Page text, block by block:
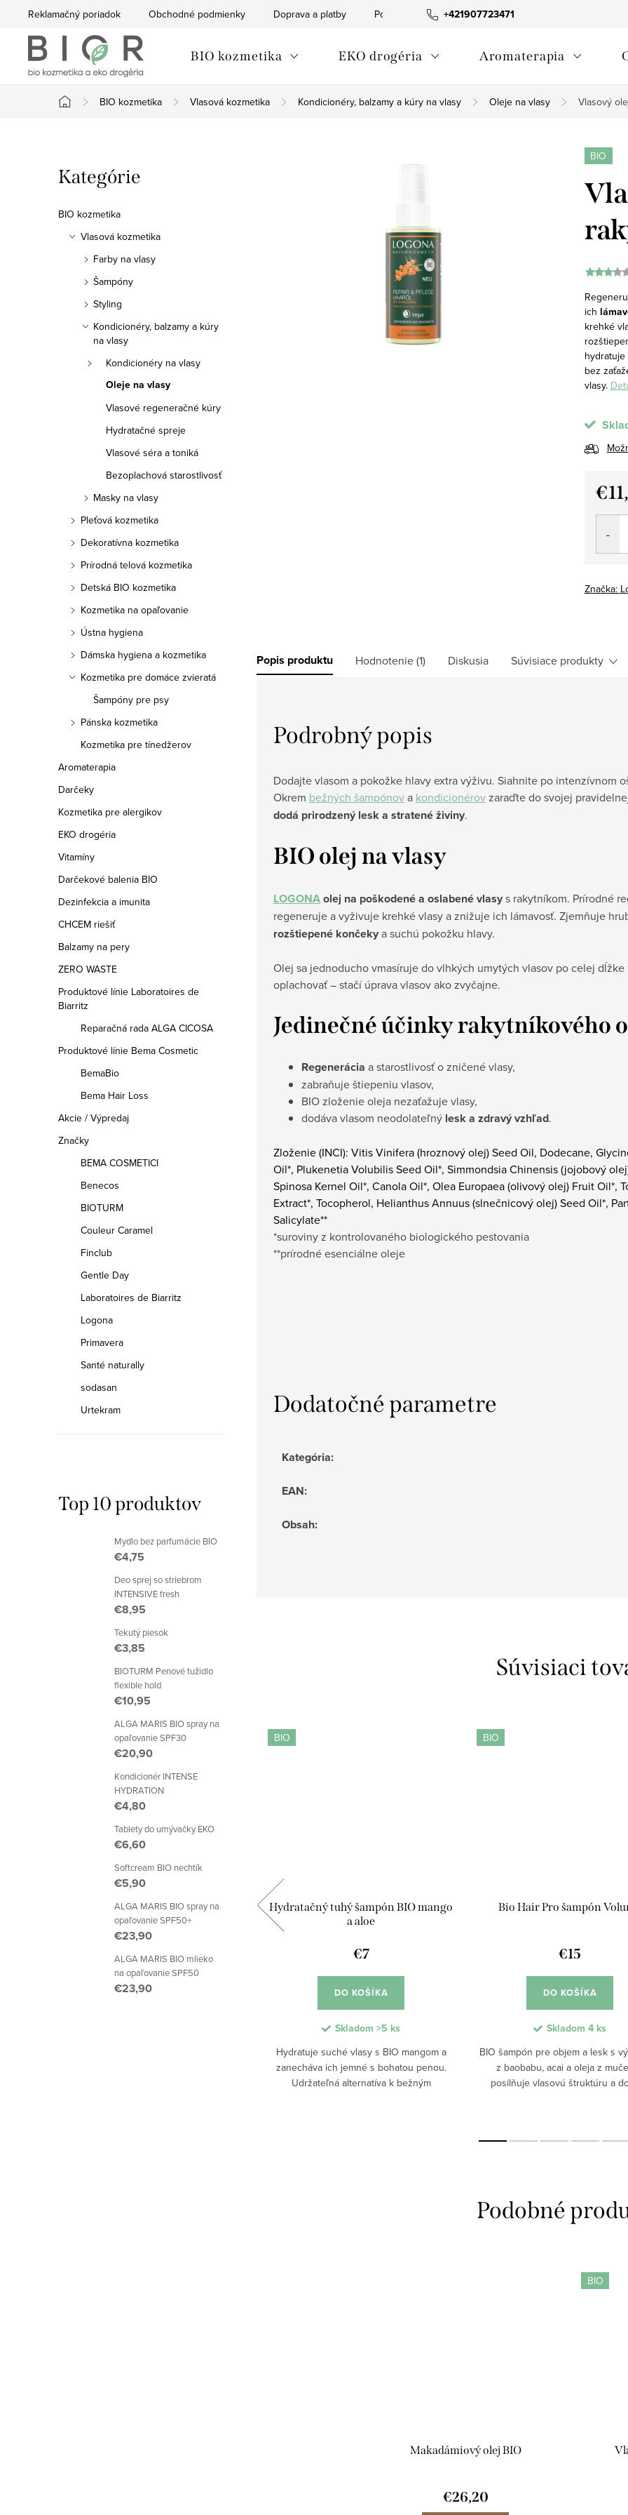
+421907723471
Reklamačný poriadok Obchodné podmienky Doprava a platby Podmienky ochrany osobných údajov
BIO kozmetika EKO drogéria Aromaterapia
Domov
BIO kozmetika Vlasová kozmetika Kondicionéry, balzamy a kúry na vlasy Oleje na vlasy Vlasový
o
č
n
Preskočiť
kategórie
Kategórie
BIO kozmetika
Vlasová kozmetika
Farby na vlasy
Šampóny
Styling
Kondicionéry, balzamy a kúry
na vlasy
Kondicionéry na vlasy
Oleje na vlasy
Vlasové regeneračné kúry
Hydratačné spreje
Vlasové séra a toniká
Bezoplachová starostlivosť
Masky na vlasy
Pleťová kozmetika
Dekoratívna kozmetika
Prírodná telová kozmetika
Detská BIO kozmetika
Kozmetika na opaľovanie
Ústna hygiena
Dámska hygiena a kozmetika
Kozmetika pre domáce zvieratá
Šampóny pre psy
Pánska kozmetika
Kozmetika pre tínedžerov
Aromaterapia
Darčeky
Kozmetika pre alergikov
EKO drogéria
Vitamíny
Darčekové balenia BIO
Dezinfekcia a imunita
CHCEM riešiť
Balzamy na pery
ZERO WASTE
Produktové línie Laboratoires de
Biarritz
Reparačná rada ALGA CICOSA
Produktové línie Bema Cosmetic
BemaBio
Bema Hair Loss
Akcie / Výpredaj
Značky
BEMA COSMETICI
Benecos
BIOTURM
Couleur Caramel
Finclub
Gentle Day
Laboratoires de Biarritz
Logona
Primavera
Santé naturally
sodasan
Urtekram
Top 10 produktov
Mydlo bez parfumácie BIO
€4,75
Deo sprej so striebrom
INTENSIVE fresh
€8,95
Tekutý piesok
€3,85
BIOTURM Penové tužidlo
flexible hold
€10,95
ALGA MARIS BIO spray na
opaľovanie SPF30
€20,90
Kondicionér INTENSE
HYDRATION
€4,80
Tablety do umývačky EKO
€6,60
Softcream BIO nechtík
€5,90
ALGA MARIS BIO spray na
opaľovanie SPF50+
€23,90
ALGA MARIS BIO mlieko
na opaľovanie SPF50
€23,90
BIO
ich
krehké
bez
vlasy.
Značka:
Popis produktu Hodnotenie (1) Diskusia Súvisiace produkty
Podrobný popis
Dodajte vlasom a pokožke hlavy extra výživu. Siahnite po intenzívnom
Okrem bežných šampónova kondicionérovzaraďte do svojej
dodá prirodzený lesk a stratené živiny.
BIO olej na vlasy
LOGONAolej na poškodené a oslabené vlasys rakytníkom. Prírodné
regeneruje a vyživuje krehké vlasy a znižuje ich lámavosť. Zjemňuje
rozštiepené končekya suchú pokožku hlavy.
Olej sa jednoducho vmasíruje do vlhkých umytých vlasov po celej
oplachovať – stačí úprava vlasov ako zvyčajne.
Jedinečné účinky rakytníkového
Regenerácia a starostlivosť o zničené vlasy,
zabraňuje štiepeniu vlasov,
BIO zloženie oleja nezaťažuje vlasy,
dodáva vlasom neodolateľný lesk a zdravý vzhľad.
Zloženie (INCI): Vitis Vinifera (hroznový olej) Seed Oil, Dodecane,
Oil*, Plukenetia Volubilis Seed Oil*, Simmondsia Chinensis (jojobový
Spinosa Kernel Oil*, Canola Oil*, Olea Europaea (olivový olej) Fruit Oil*,
Extract*, Tocopherol, Helianthus Annuus (slnečnicový olej) Seed Oil*,
Salicylate**
*suroviny z kontrolovaného biologického pestovania
**prírodné esenciálne oleje
Dodatočné parametre
Kategória:
EAN:
Obsah:
Súvisiaci
Šampón ružový Urtekram na suché
vlasy
€15,50
DETAIL
BIO
Hydratačný tuhý šampón BIO mango
a aloe
€7
DO KOŠÍKA
Skladom >5 ks
Hydratuje suché vlasy s BIO mangom a
zanecháva ich jemné s bohatou penou.
Udržateľná alternatíva k bežným
BIO
Bio Hair Pro šampón
€15
DO KOŠÍKA
Skladom 4 ks
BIO šampón pre objem a lesk s
z baobabu, acai a oleja z
posilňuje vlasovú štruktúru a
Makadámiový olej BIO
€26,20
BIO